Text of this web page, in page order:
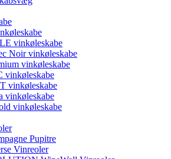
vinkøleskabe
Noir vinkøleskabe
vinkøleskabe
vinkøleskabe
vinkøleskabe
vinkøleskabe
vinkøleskabe
Pupitre
Vinreoler